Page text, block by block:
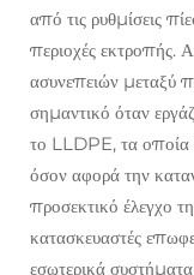
από τις ρυθμίσεις
περιοχές εκτροπής.
ασυνεπειών μεταξύ
σημαντικό όταν
το LLDPE, τα οποία
όσον αφορά την
προσεκτικό έλεγχο
κατασκευαστές
εσωτερικά